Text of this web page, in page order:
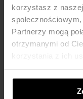
korzystasz z
Partnerzy mogą
otrzymanymi od
ABOUT US
SHIPPING COSTS